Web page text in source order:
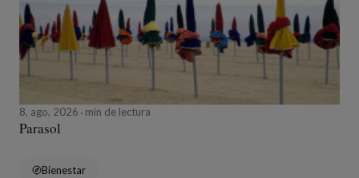
8, ago, 2026 min de lectura
Parasol
Bienestar